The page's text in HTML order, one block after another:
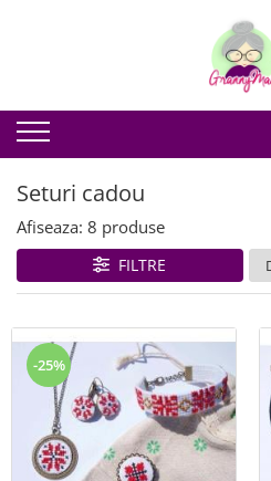
Seturi cadou
Afiseaza: 8 produse
FILTRE
-25%